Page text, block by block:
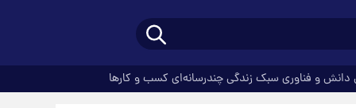
دانش و فناوری سبک زندگیچندرسانه‌ای کسب و کارها